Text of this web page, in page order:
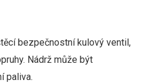
bezpečnostní kulový ventil,
. Nádrž může být
paliva.